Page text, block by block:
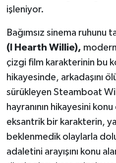
işleniyor.
Bağımsız sinema ruhunu
(I Hearth Willie),
çizgi film karakterinin bu
hikayesinde, arkadaşını
sürükleyen Steamboat
hayranının hikayesini
eksantrik bir karakterin,
beklenmedik olaylarla
adaletini arayışını konu